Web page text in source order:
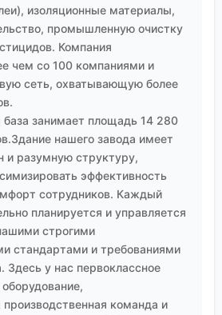
изоляционные материалы,
промышленную очистку
Компания
чем со 100 компаниями и
сеть, охватывающую более
база занимает площадь 14 280
нашего завода имеет
и разумную структуру,
эффективность
сотрудников. Каждый
планируется и управляется
строгими
стандартами и требованиями
Здесь у нас первоклассное
производственная команда и